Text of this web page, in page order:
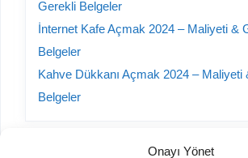
Onayı Yönet
Gerekli Belgeler
İnternet Kafe Açmak 2024 – Maliyeti &
Belgeler
Kahve Dükkanı Açmak 2024 – Maliyeti
Belgeler